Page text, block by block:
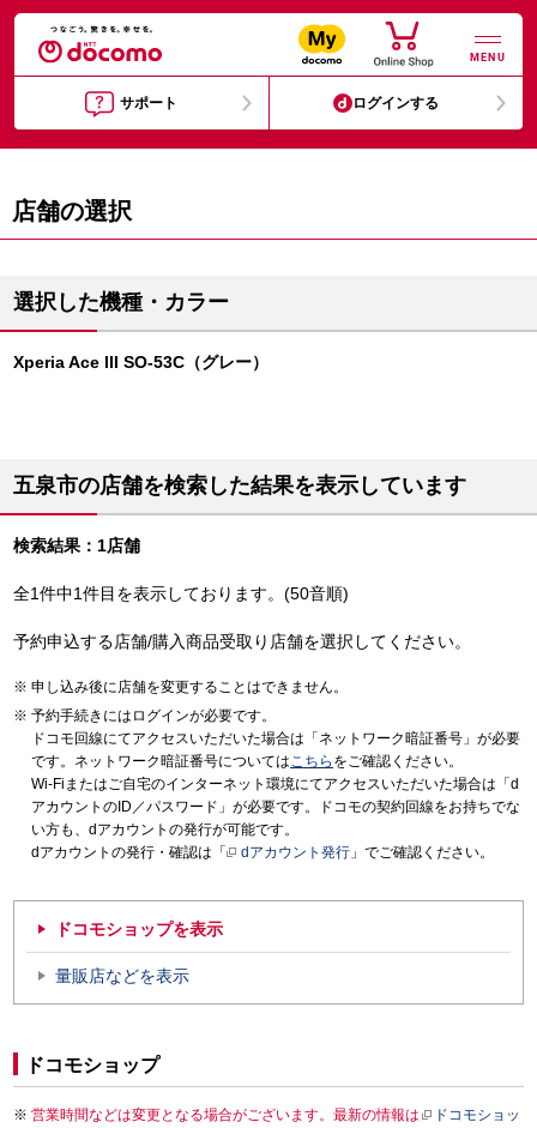
MENU
サポート ログインする
店舗の選択
選択した機種・カラー
Xperia Ace III SO-53C（グレー）
五泉市の店舗を検索した結果を表示しています
検索結果：1店舗
全1件中1件目を表示しております。(50音順)
予約申込する店舗/購入商品受取り店舗を選択してください。
申し込み後に店舗を変更することはできません。
予約手続きにはログインが必要です。
ドコモ回線にてアクセスいただいた場合は「ネットワーク暗証番号」が必要
です。ネットワーク暗証番号についてはこちら をご確認ください。
Wi-Fiまたはご自宅のインターネット環境にてアクセスいただいた場合は「d
アカウントのID／パスワード」が必要です。ドコモの契約回線をお持ちでな
い方も、dアカウントの発行が可能です。
dアカウントの発行・確認は「
dアカウント発行 」でご確認ください。
ドコモショップを表示
量販店などを表示
ドコモショップ
営業時間などは変更となる場合がございます。最新の情報は
ドコモショッ